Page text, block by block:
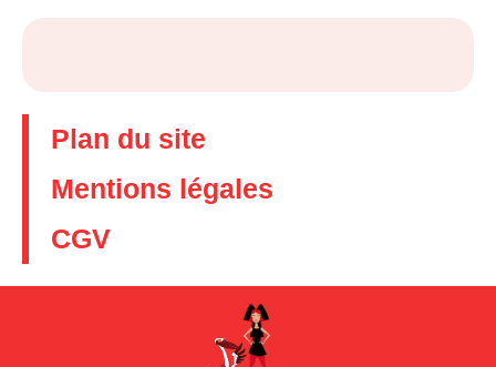
Plan du site
Mentions légales
CGV